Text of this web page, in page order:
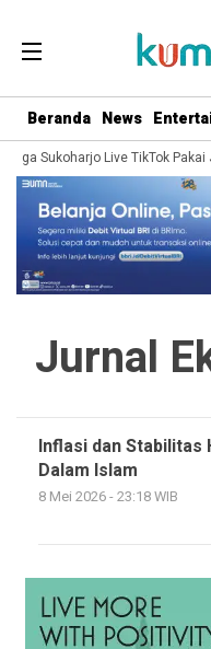
Beranda News
Sukoharjo Live TikTok
Jurnal
Inflasi dan Stabilitas
Dalam Islam
8 Mei 2026 - 23:18 WIB